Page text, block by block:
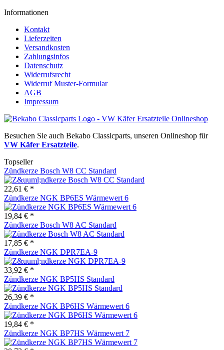
Informationen
Kontakt
Lieferzeiten
Versandkosten
Zahlungsinfos
Datenschutz
Widerrufsrecht
Widerruf Muster-Formular
AGB
Impressum
Besuchen Sie auch Bekabo Classicparts, unseren Onlineshop für
VW Käfer Ersatzteile.
Topseller
Zündkerze Bosch W8 CC Standard
22,61 € *
Zündkerze NGK BP6ES Wärmewert 6
19,84 € *
Zündkerze Bosch W8 AC Standard
17,85 € *
Zündkerze NGK DPR7EA-9
33,92 € *
Zündkerze NGK BP5HS Standard
26,39 € *
Zündkerze NGK BP6HS Wärmewert 6
19,84 € *
Zündkerze NGK BP7HS Wärmewert 7